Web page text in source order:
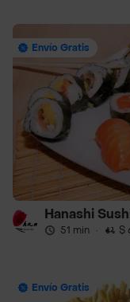
Envío Gratis
Hanashi
51 min · $
Envío Gratis